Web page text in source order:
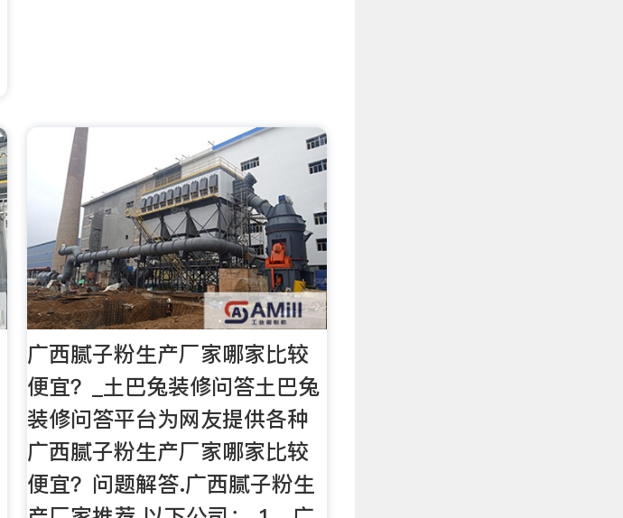
广西腻子粉生产厂家哪家比较
便宜？_土巴兔装修问答土巴兔
装修问答平台为网友提供各种
广西腻子粉生产厂家哪家比较
便宜？问题解答.广西腻子粉生